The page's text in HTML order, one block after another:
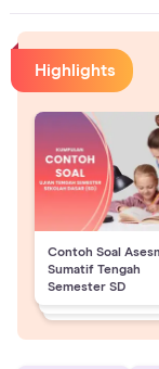
Highlights
Contoh Soal
Sumatif Tengah
Semester SD